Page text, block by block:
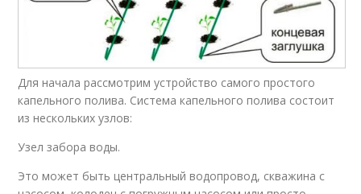
Для начала рассмотрим устройство самого простого
капельного полива. Система капельного полива состоит
из нескольких узлов:
Узел забора воды.
Это может быть центральный водопровод, скважина с